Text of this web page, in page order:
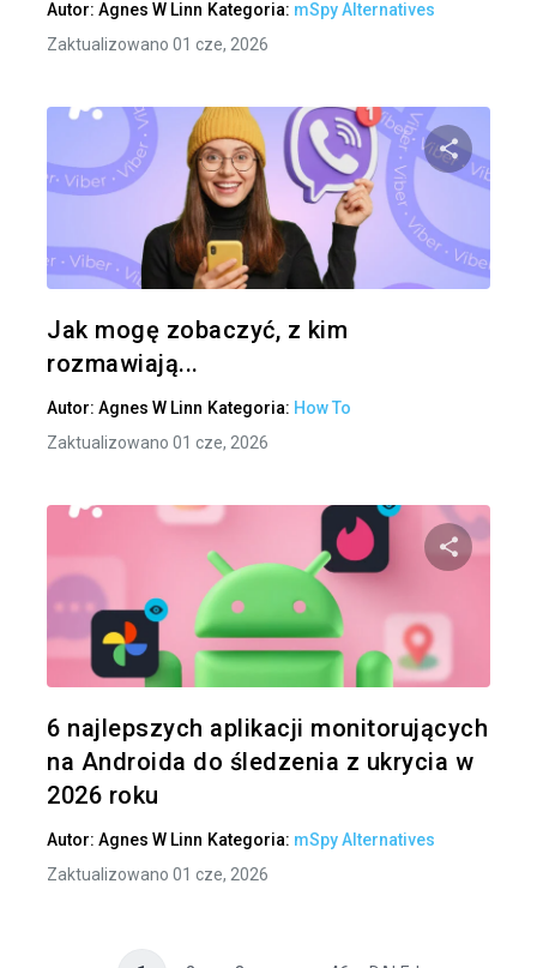
Autor: Agnes W Linn Kategoria: mSpy Alternatives
Zaktualizowano 01 cze, 2026
Jak mogę zobaczyć, z kim
rozmawiają...
Autor: Agnes W Linn Kategoria: How To
Zaktualizowano 01 cze, 2026
6 najlepszych aplikacji monitorujących
na Androida do śledzenia z ukrycia w
2026 roku
Autor: Agnes W Linn Kategoria: mSpy Alternatives
Zaktualizowano 01 cze, 2026